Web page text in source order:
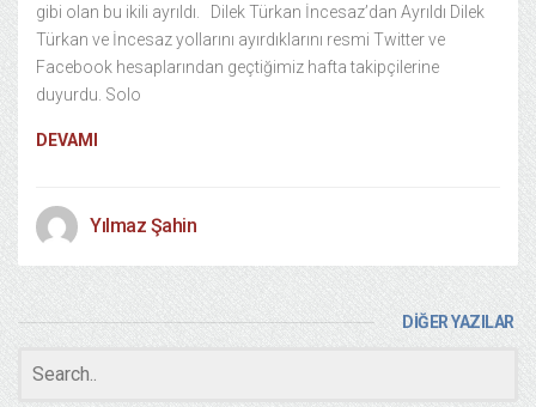
gibi olan bu ikili ayrıldı. Dilek Türkan İncesaz’dan Ayrıldı Dilek
Türkan ve İncesaz yollarını ayırdıklarını resmi Twitter ve
Facebook hesaplarından geçtiğimiz hafta takipçilerine
duyurdu. Solo
DEVAMI
Yılmaz Şahin
DİĞER YAZILAR